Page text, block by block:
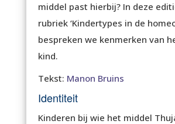
middel past hierbij? In deze
rubriek ‘Kindertypes in de
bespreken we kenmerken van
kind.
Tekst: Manon Bruins
Identiteit
Kinderen bij wie het middel